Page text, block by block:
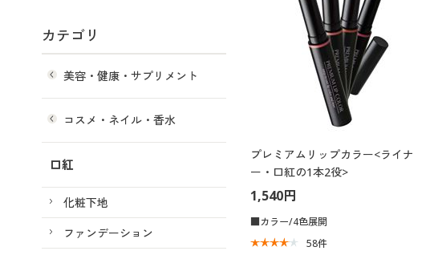
プレミアムリップカラー<ライナ
ー・口紅の1本2役>
1,540円
■カラー/4色展開
58件
カテゴリ
美容・健康・サプリメント
コスメ・ネイル・香水
口紅
化粧下地
ファンデーション